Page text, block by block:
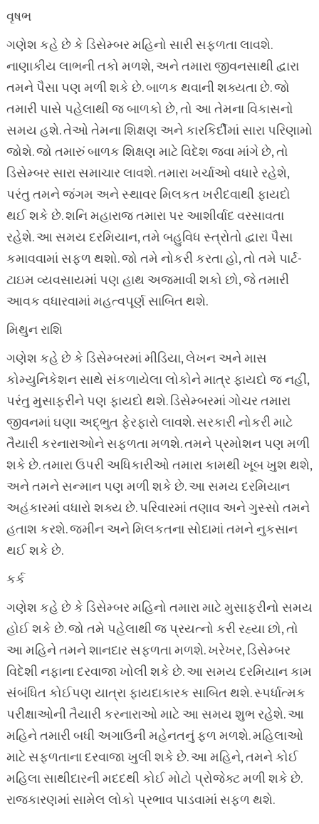
વૃષભ
ગણેશ કહે છે કે ડિસેમ્બર મહિનો સારી સફળતા લાવશે.
નાણાકીય લાભની તકો મળશે, અને તમારા જીવનસાથી દ્વારા
તમને પૈસા પણ મળી શકે છે. બાળક થવાની શક્યતા છે. જો
તમારી પાસે પહેલાથી જ બાળકો છે, તો આ તેમના વિકાસનો
સમય હશે. તેઓ તેમના શિક્ષણ અને કારકિર્દીમાં સારા પરિણામો
જોશે. જો તમારું બાળક શિક્ષણ માટે વિદેશ જવા માંગે છે, તો
ડિસેમ્બર સારા સમાચાર લાવશે. તમારા ખર્ચાઓ વધારે રહેશે,
પરંતુ તમને જંગમ અને સ્થાવર મિલકત ખરીદવાથી ફાયદો
થઈ શકે છે. શનિ મહારાજ તમારા પર આશીર્વાદ વરસાવતા
રહેશે. આ સમય દરમિયાન, તમે બહુવિધ સ્ત્રોતો દ્વારા પૈસા
કમાવવામાં સફળ થશો. જો તમે નોકરી કરતા હો, તો તમે પાર્ટ-
ટાઇમ વ્યવસાયમાં પણ હાથ અજમાવી શકો છો, જે તમારી
આવક વધારવામાં મહત્વપૂર્ણ સાબિત થશે.
મિથુન રાશિ
ગણેશ કહે છે કે ડિસેમ્બરમાં મીડિયા, લેખન અને માસ
કોમ્યુનિકેશન સાથે સંકળાયેલા લોકોને માત્ર ફાયદો જ નહીં,
પરંતુ મુસાફરીને પણ ફાયદો થશે. ડિસેમ્બરમાં ગોચર તમારા
જીવનમાં ઘણા અદ્ભુત ફેરફારો લાવશે. સરકારી નોકરી માટે
તૈયારી કરનારાઓને સફળતા મળશે. તમને પ્રમોશન પણ મળી
શકે છે. તમારા ઉપરી અધિકારીઓ તમારા કામથી ખૂબ ખુશ થશે,
અને તમને સન્માન પણ મળી શકે છે. આ સમય દરમિયાન
અહંકારમાં વધારો શક્ય છે. પરિવારમાં તણાવ અને ગુસ્સો તમને
હતાશ કરશે. જમીન અને મિલકતના સોદામાં તમને નુકસાન
થઈ શકે છે.
કર્ક
ગણેશ કહે છે કે ડિસેમ્બર મહિનો તમારા માટે મુસાફરીનો સમય
હોઈ શકે છે. જો તમે પહેલાથી જ પ્રયત્નો કરી રહ્યા છો, તો
આ મહિને તમને શાનદાર સફળતા મળશે. ખરેખર, ડિસેમ્બર
વિદેશી નફાના દરવાજા ખોલી શકે છે. આ સમય દરમિયાન કામ
સંબંધિત કોઈપણ યાત્રા ફાયદાકારક સાબિત થશે. સ્પર્ધાત્મક
પરીક્ષાઓની તૈયારી કરનારાઓ માટે આ સમય શુભ રહેશે. આ
મહિને તમારી બધી અગાઉની મહેનતનું ફળ મળશે. મહિલાઓ
માટે સફળતાના દરવાજા ખુલી શકે છે. આ મહિને, તમને કોઈ
મહિલા સાથીદારની મદદથી કોઈ મોટો પ્રોજેક્ટ મળી શકે છે.
રાજકારણમાં સામેલ લોકો પ્રભાવ પાડવામાં સફળ થશે.